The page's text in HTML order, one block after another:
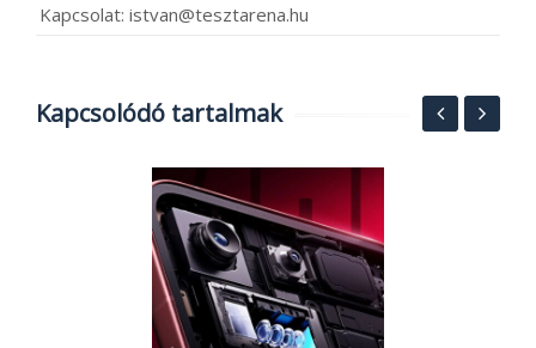
Kapcsolat: istvan@tesztarena.hu
Kapcsolódó tartalmak